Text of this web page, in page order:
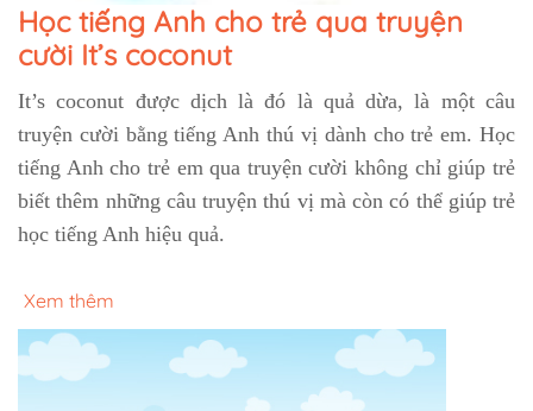
Học tiếng Anh cho trẻ qua truyện
cười It’s coconut
It’s coconut được dịch là đó là quả dừa, là một câu
truyện cười bằng tiếng Anh thú vị dành cho trẻ em. Học
tiếng Anh cho trẻ em qua truyện cười không chỉ giúp trẻ
biết thêm những câu truyện thú vị mà còn có thể giúp trẻ
học tiếng Anh hiệu quả.
Xem thêm